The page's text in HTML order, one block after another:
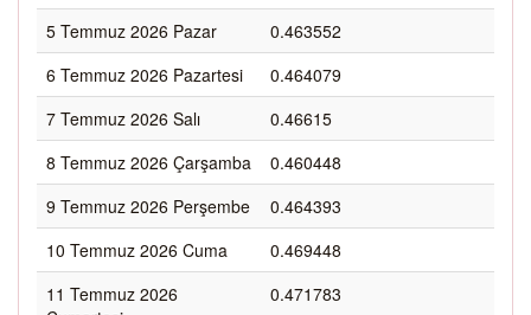
5 Temmuz 2026 Pazar
0.463552
6 Temmuz 2026 Pazartesi
0.464079
7 Temmuz 2026 Salı
0.46615
8 Temmuz 2026 Çarşamba
0.460448
9 Temmuz 2026 Perşembe
0.464393
10 Temmuz 2026 Cuma
0.469448
11 Temmuz 2026
0.471783